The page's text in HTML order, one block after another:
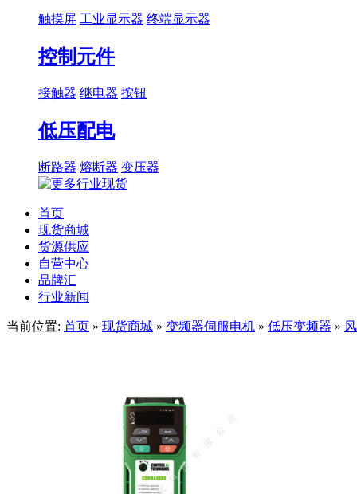
触摸屏 工业显示器 终端显示器
控制元件
接触器 继电器 按钮
低压配电
断路器 熔断器 变压器
首页
现货商城
货源供应
自营中心
品牌汇
行业新闻
当前位置: 首页 » 现货商城 » 变频器伺服电机 » 低压变频器 »